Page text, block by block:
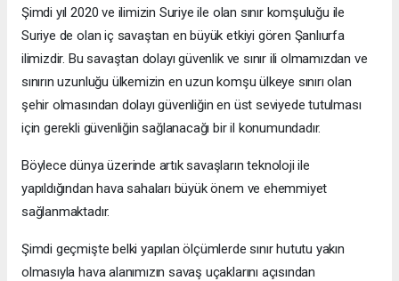
Şimdi yıl 2020 ve ilimizin Suriye ile olan sınır komşuluğu ile
Suriye de olan iç savaştan en büyük etkiyi gören Şanlıurfa
ilimizdir. Bu savaştan dolayı güvenlik ve sınır ili olmamızdan ve
sınırın uzunluğu ülkemizin en uzun komşu ülkeye sınırı olan
şehir olmasından dolayı güvenliğin en üst seviyede tutulması
için gerekli güvenliğin sağlanacağı bir il konumundadır.
Böylece dünya üzerinde artık savaşların teknoloji ile
yapıldığından hava sahaları büyük önem ve ehemmiyet
sağlanmaktadır.
Şimdi geçmişte belki yapılan ölçümlerde sınır hututu yakın
olmasıyla hava alanımızın savaş uçaklarını açısından